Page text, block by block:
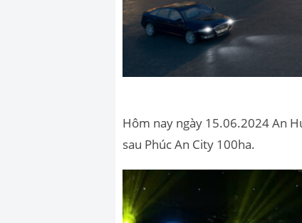
Hôm nay ngày 15.06.2024 An
sau Phúc An City 100ha.